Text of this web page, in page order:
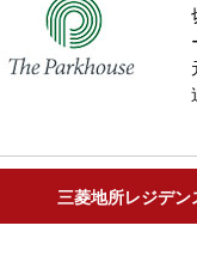
三菱地所レジデン